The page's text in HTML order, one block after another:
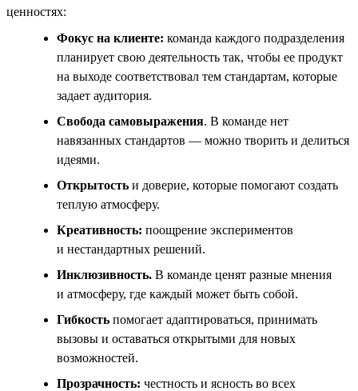
ценностях:
Фокус на клиенте: команда каждого подразделения
планирует свою деятельность так, чтобы ее продукт
на выходе соответствовал тем стандартам, которые
задает аудитория.
Свобода самовыражения. В команде нет
навязанных стандартов — можно творить и делиться
идеями.
Открытость и доверие, которые помогают создать
теплую атмосферу.
Креативность: поощрение экспериментов
и нестандартных решений.
Инклюзивность. В команде ценят разные мнения
и атмосферу, где каждый может быть собой.
Гибкость помогает адаптироваться, принимать
вызовы и оставаться открытыми для новых
возможностей.
Прозрачность: честность и ясность во всех